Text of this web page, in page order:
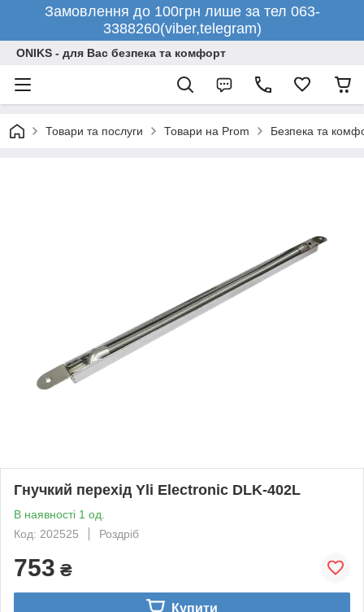
Замовлення до 100грн лише за тел 063-
3388260(viber,telegram)
ONIKS - для Вас безпека та комфорт
Товари та послуги Товари на Prom Безпека та
Гнучкий перехід Yli Electronic DLK-402L
В наявності 1 од.
Код: 202525
Роздріб
753 ₴
Купити